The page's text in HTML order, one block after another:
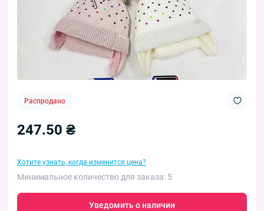
Распродано
247.50 ₴
Хотите узнать, когда изменится цена?
Минимальное количество для заказа: 5
Уведомить о наличии